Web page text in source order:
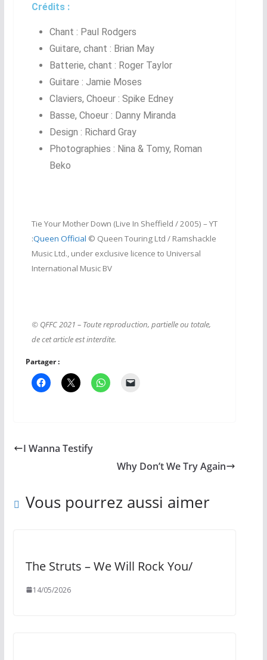
Crédits :
Chant : Paul Rodgers
Guitare, chant : Brian May
Batterie, chant : Roger Taylor
Guitare : Jamie Moses
Claviers, Choeur : Spike Edney
Basse, Choeur : Danny Miranda
Design : Richard Gray
Photographies : Nina & Tomy, Roman
Beko
Tie Your Mother Down (Live In Sheffield / 2005) – YT
:Queen Official © Queen Touring Ltd / Ramshackle
Music Ltd., under exclusive licence to Universal
International Music BV
© QFFC 2021 – Toute reproduction, partielle ou totale,
de cet article est interdite.
Partager :
I Wanna Testify
Why Don’t We Try Again
Vous pourrez aussi aimer
The Struts – We Will Rock You/
14/05/2026